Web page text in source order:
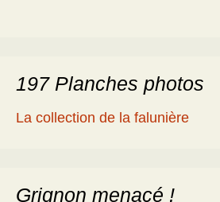
197 Planches photos
La collection de la falunière
Grignon menacé !